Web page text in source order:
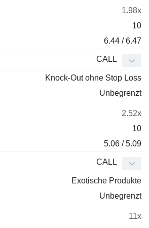
1.98x
10
6.44 / 6.47
CALL
Knock-Out ohne Stop Loss
Unbegrenzt
2.52x
10
5.06 / 5.09
CALL
Exotische Produkte
Unbegrenzt
11x